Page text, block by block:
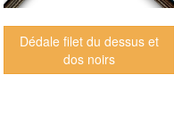
Dédale filet du dessus et
dos noirs